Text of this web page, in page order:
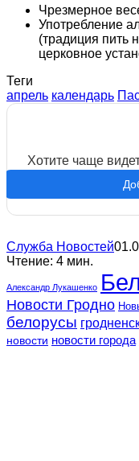
Чрезмерное
Употребление
(традиция пить
церковное
Теги
апрель календарь
Хотите чаще
Служба Новостей
Чтение: 4 мин.
Александр Лукашенко
Новости Гродно
белорусы
новости новости города